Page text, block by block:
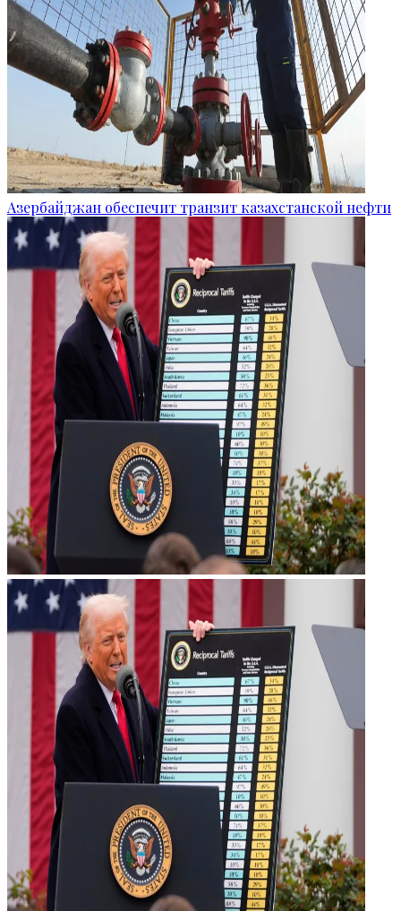
Азербайджан обеспечит транзит казахстанской нефти